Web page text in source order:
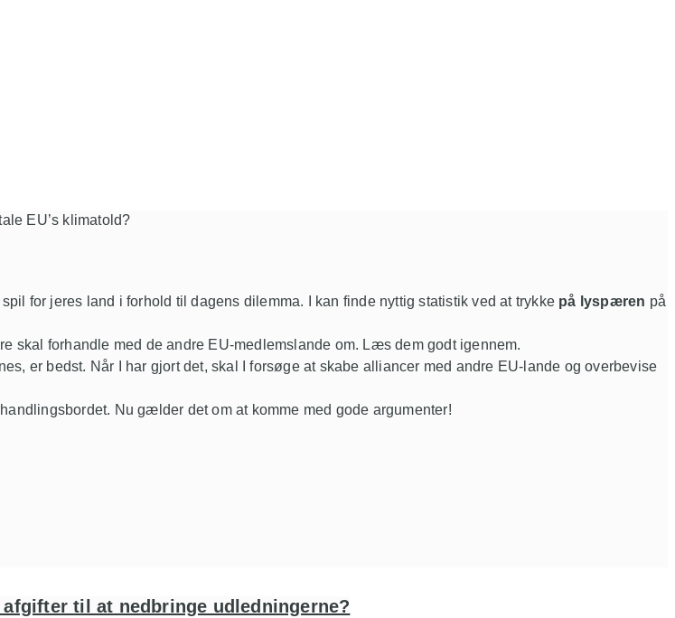
EU’s klimatold?
for jeres land i forhold til dagens dilemma. I kan finde nyttig statistik ved at trykke på lyspæren på
skal forhandle med de andre EU-medlemslande om. Læs dem godt igennem.
er bedst. Når I har gjort det, skal I forsøge at skabe alliancer med andre EU-lande og overbevise
Nu gælder det om at komme med gode argumenter!
til at nedbringe udledningerne?